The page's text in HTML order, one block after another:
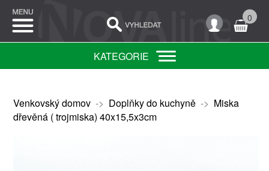
0
KATEGORIE
Venkovský domov-> Doplňky do kuchyně-> Miska
dřevěná ( trojmiska) 40x15,5x3cm